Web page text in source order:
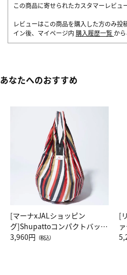
この商品に寄せられたカスタマーレビュ
レビューはこの商品を購入した方のみ投
イン後、マイページ内 購入履歴一覧 か
あなたへのおすすめ
[マーナxJALショッピン
グ]Shupattoコンパクトバッグ
Drop JAL客室乗務員（LC）ス
3,960円 （税込）
[